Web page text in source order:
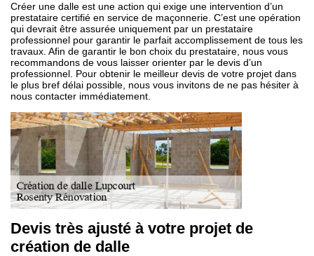
Créer une dalle est une action qui exige une intervention d’un
prestataire certifié en service de maçonnerie. C’est une opération
qui devrait être assurée uniquement par un prestataire
professionnel pour garantir le parfait accomplissement de tous les
travaux. Afin de garantir le bon choix du prestataire, nous vous
recommandons de vous laisser orienter par le devis d’un
professionnel. Pour obtenir le meilleur devis de votre projet dans
le plus bref délai possible, nous vous invitons de ne pas hésiter à
nous contacter immédiatement.
Devis très ajusté à votre projet de
création de dalle